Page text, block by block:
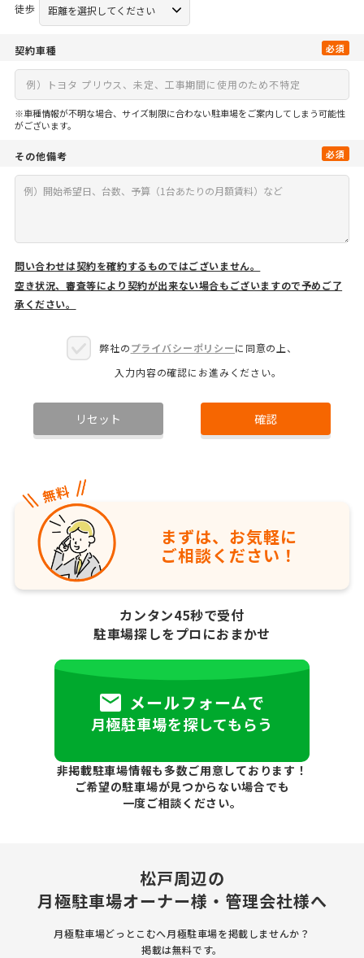
徒歩
契約車種 必須
※車種情報が不明な場合、サイズ制限に合わない駐車場をご案内してしまう可能性
がございます。
その他備考 必須
問い合わせは契約を確約するものではございません。
空き状況、審査等により契約が出来ない場合もございますので予めご了
承ください。
弊社のプライバシーポリシーに同意の上、
入力内容の確認にお進みください。
リセット 確認
まずは、お気軽に
ご相談ください！
カンタン45秒で受付
駐車場探しをプロにおまかせ
メールフォームで
月極駐車場を探してもらう
非掲載駐車場情報も多数ご用意しております！
ご希望の駐車場が見つからない場合でも
一度ご相談ください。
松戸周辺の
月極駐車場オーナー様・管理会社様へ
月極駐車場どっとこむへ月極駐車場を掲載しませんか？
掲載は無料です。